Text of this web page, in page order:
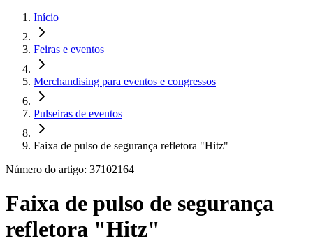
Início
Feiras e eventos
Merchandising para eventos e congressos
Pulseiras de eventos
Faixa de pulso de segurança refletora "Hitz"
Número do artigo: 37102164
Faixa de pulso de segurança
refletora "Hitz"